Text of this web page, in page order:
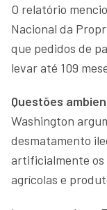
O relatório
Nacional da
que pedidos de
levar até 109
Questões
Washington
desmatamento
artificialmente os
agrícolas e